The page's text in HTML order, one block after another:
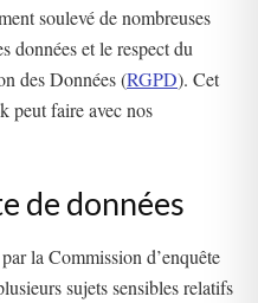
soulevé de nombreuses
données et le respect du
des Données (RGPD). Cet
peut faire avec nos
de données
la Commission d’enquête
sujets sensibles relatifs